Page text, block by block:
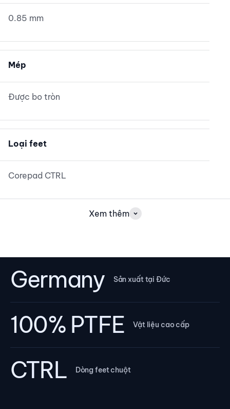
0.85 mm
Mép
Được bo tròn
Loại feet
Corepad CTRL
Xem thêm
Germany Sản xuất tại Đức
100% PTFE Vật liệu cao cấp
CTRL Dòng feet chuột